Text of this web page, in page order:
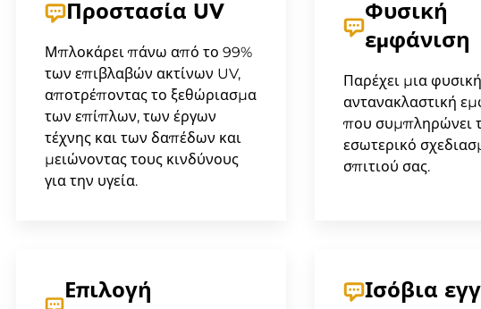
Προστασία UV
Μπλοκάρει πάνω από το 99%
των επιβλαβών ακτίνων UV,
αποτρέποντας το ξεθώριασμα
των επίπλων, των έργων
τέχνης και των δαπέδων και
μειώνοντας τους κινδύνους
για την υγεία.
Φυσική
εμφάνιση
Παρέχει μια
αντανακλαστική
που συμπληρώνει
εσωτερικό
σπιτιού σας.
Επιλογή
Ισόβια